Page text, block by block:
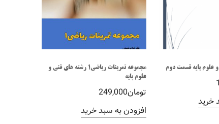
خرید
مجموعه تمرینات ریاضی1 رشته های فنی و
علوم پایه
تومان249,000
افزودن به سبد خرید